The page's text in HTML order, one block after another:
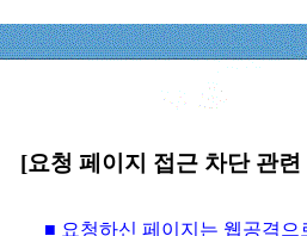
[요청 페이지 접근 차단 관
■ 요청하신 페이지는 웹공격